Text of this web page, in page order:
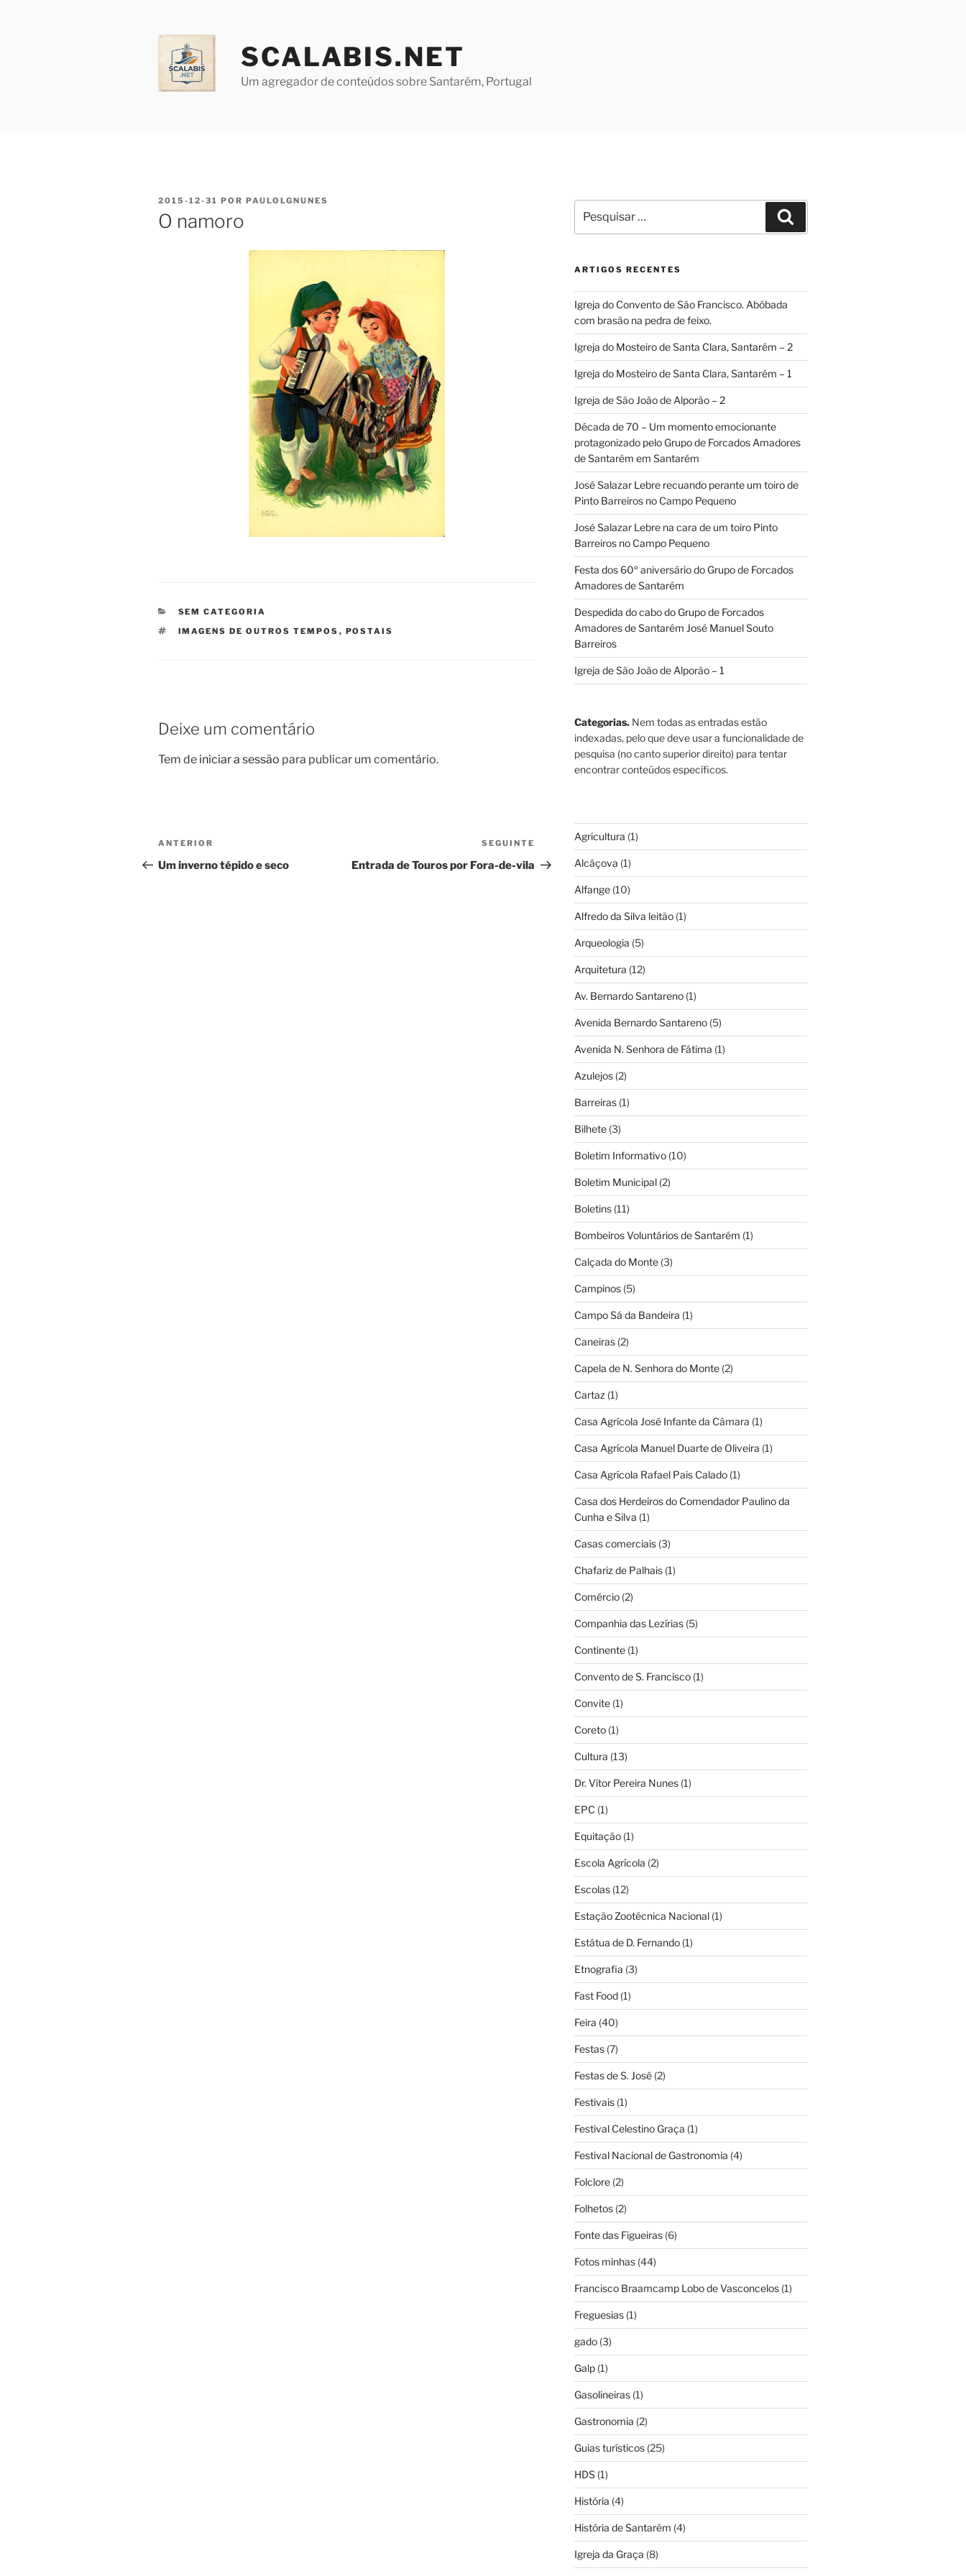
SCALABIS.NET
Um agregador de conteúdos sobre Santarém, Portugal
PUBLICADO
EM
2015-12-31 POR PAULOLGNUNES
O namoro
CATEGORIAS
SEM CATEGORIA
ETIQUETAS
IMAGENS DE OUTROS TEMPOS , POSTAIS
Deixe um comentário
Tem de iniciar a sessão para publicar um comentário.
Navegação
de
Conteúdo
anterior
ANTERIOR
Um inverno tépido e seco
Conteúdo
seguinte
SEGUINTE
Entrada de Touros por Fora-de-vila
por:
ARTIGOS RECENTES
Igreja do Convento de São Francisco. Abóbada
com brasão na pedra de feixo.
Igreja do Mosteiro de Santa Clara, Santarém – 2
Igreja do Mosteiro de Santa Clara, Santarém – 1
Igreja de São João de Alporão – 2
Década de 70 – Um momento emocionante
protagonizado pelo Grupo de Forcados Amadores
de Santarém em Santarém
José Salazar Lebre recuando perante um toiro de
Pinto Barreiros no Campo Pequeno
José Salazar Lebre na cara de um toiro Pinto
Barreiros no Campo Pequeno
Festa dos 60º aniversário do Grupo de Forcados
Amadores de Santarém
Despedida do cabo do Grupo de Forcados
Amadores de Santarém José Manuel Souto
Barreiros
Igreja de São João de Alporão – 1
Categorias.Nem todas as entradas estão
indexadas, pelo que deve usar a funcionalidade de
pesquisa (no canto superior direito) para tentar
encontrar conteúdos específicos.
Agricultura (1)
Alcáçova (1)
Alfange(10)
Alfredo da Silva leitão(1)
Arqueologia (5)
Arquitetura (12)
Av. Bernardo Santareno(1)
Avenida Bernardo Santareno(5)
Avenida N. Senhora de Fátima (1)
Azulejos(2)
Barreiras(1)
Bilhete(3)
Boletim Informativo(10)
Boletim Municipal(2)
Boletins(11)
Bombeiros Voluntários de Santarém (1)
Calçada do Monte(3)
Campinos(5)
Campo Sá da Bandeira (1)
Caneiras(2)
Capela de N. Senhora do Monte(2)
Cartaz (1)
Casa Agrícola José Infante da Câmara (1)
Casa Agrícola Manuel Duarte de Oliveira (1)
Casa Agrícola Rafael Pais Calado(1)
Casa dos Herdeiros do Comendador Paulino da
Cunha e Silva (1)
Casas comerciais(3)
Chafariz de Palhais(1)
Comércio(2)
Companhia das Lezírias(5)
Continente(1)
Convento de S. Francisco(1)
Convite(1)
Coreto(1)
Cultura (13)
Dr. Vítor Pereira Nunes(1)
EPC (1)
Equitação(1)
Escola Agrícola (2)
Escolas(12)
Estação Zootécnica Nacional(1)
Estátua de D. Fernando(1)
Etnografia (3)
Fast Food(1)
Feira (40)
Festas(7)
Festas de S. José(2)
Festivais(1)
Festival Celestino Graça (1)
Festival Nacional de Gastronomia (4)
Folclore(2)
Folhetos(2)
Fonte das Figueiras(6)
Fotos minhas(44)
Francisco Braamcamp Lobo de Vasconcelos(1)
Freguesias(1)
gado(3)
Galp(1)
Gasolineiras(1)
Gastronomia (2)
Guias turísticos(25)
HDS(1)
História (4)
História de Santarém (4)
Igreja da Graça (8)